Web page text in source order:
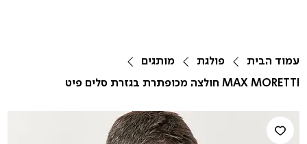
עמוד הבית פולגת
מותגים
MAX MORETTI חולצה מכופתרת בגזרת סלים פיט